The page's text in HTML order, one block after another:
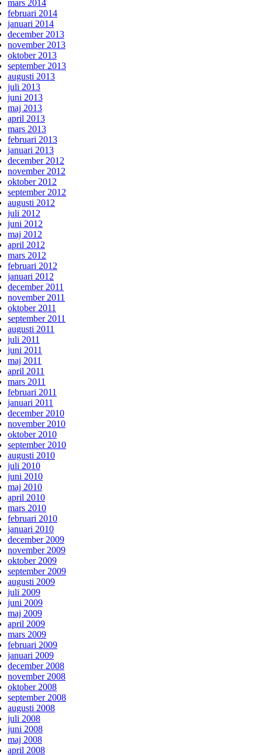
mars 2014
februari 2014
januari 2014
december 2013
november 2013
oktober 2013
september 2013
augusti 2013
juli 2013
juni 2013
maj 2013
april 2013
mars 2013
februari 2013
januari 2013
december 2012
november 2012
oktober 2012
september 2012
augusti 2012
juli 2012
juni 2012
maj 2012
april 2012
mars 2012
februari 2012
januari 2012
december 2011
november 2011
oktober 2011
september 2011
augusti 2011
juli 2011
juni 2011
maj 2011
april 2011
mars 2011
februari 2011
januari 2011
december 2010
november 2010
oktober 2010
september 2010
augusti 2010
juli 2010
juni 2010
maj 2010
april 2010
mars 2010
februari 2010
januari 2010
december 2009
november 2009
oktober 2009
september 2009
augusti 2009
juli 2009
juni 2009
maj 2009
april 2009
mars 2009
februari 2009
januari 2009
december 2008
november 2008
oktober 2008
september 2008
augusti 2008
juli 2008
juni 2008
maj 2008
april 2008